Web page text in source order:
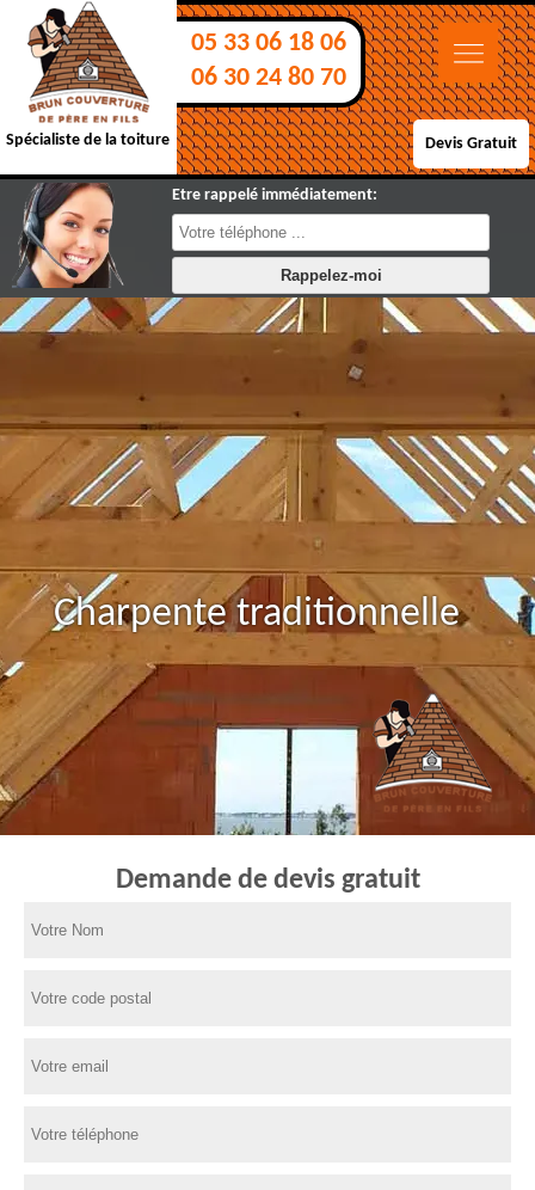
Spécialiste de la toiture
05 33 06 18 06
06 30 24 80 70
Devis Gratuit
Etre rappelé immédiatement:
Charpente traditionnelle
Demande de devis gratuit